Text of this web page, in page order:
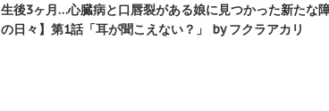
生後3ヶ月…心臓病と口唇裂がある娘に見つかった新たな
の日々】第1話「耳が聞こえない？」 by フクラアカリ